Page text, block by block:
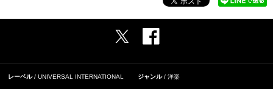
レーベル UNIVERSAL INTERNATIONAL ジャンル 洋楽